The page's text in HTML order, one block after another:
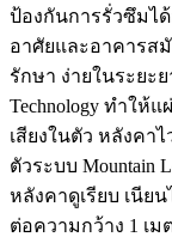
ป้องกันการรั่วซึมไ
อาศัยและอาคารส
รักษา ง่ายในระยะย
Technology ทำใ
เสียงในตัว หลังคา
ตัวระบบ
หลังคาดูเรียบ เนีย
ต่อความกว้าง 1 เม